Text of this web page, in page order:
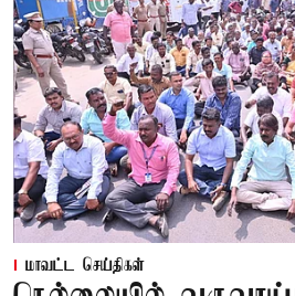
மாவட்ட செய்திகள்